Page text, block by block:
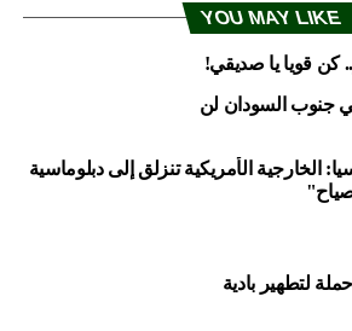
لإجراء المزيد من التحقيقات معه، وهناك
اضطرابات عقلية”.
التابعة لجهاز الأمن الفيدرالي
المنطقة القطبية الشمالية الشرقية،
باحتجاز المواطن الأمريكي المذكور،
واكتفت برفض التعليق على
YOU MAY LIKE
قويا يا صديقي!
جنوب السودان لن
تنزلق إلى دبلوماسية
الكروس أوفر